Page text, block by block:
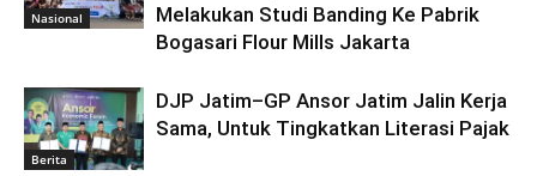
Nasional
Melakukan Studi Banding Ke Pabrik
Bogasari Flour Mills Jakarta
Berita
DJP Jatim–GP Ansor Jatim Jalin Kerja
Sama, Untuk Tingkatkan Literasi Pajak